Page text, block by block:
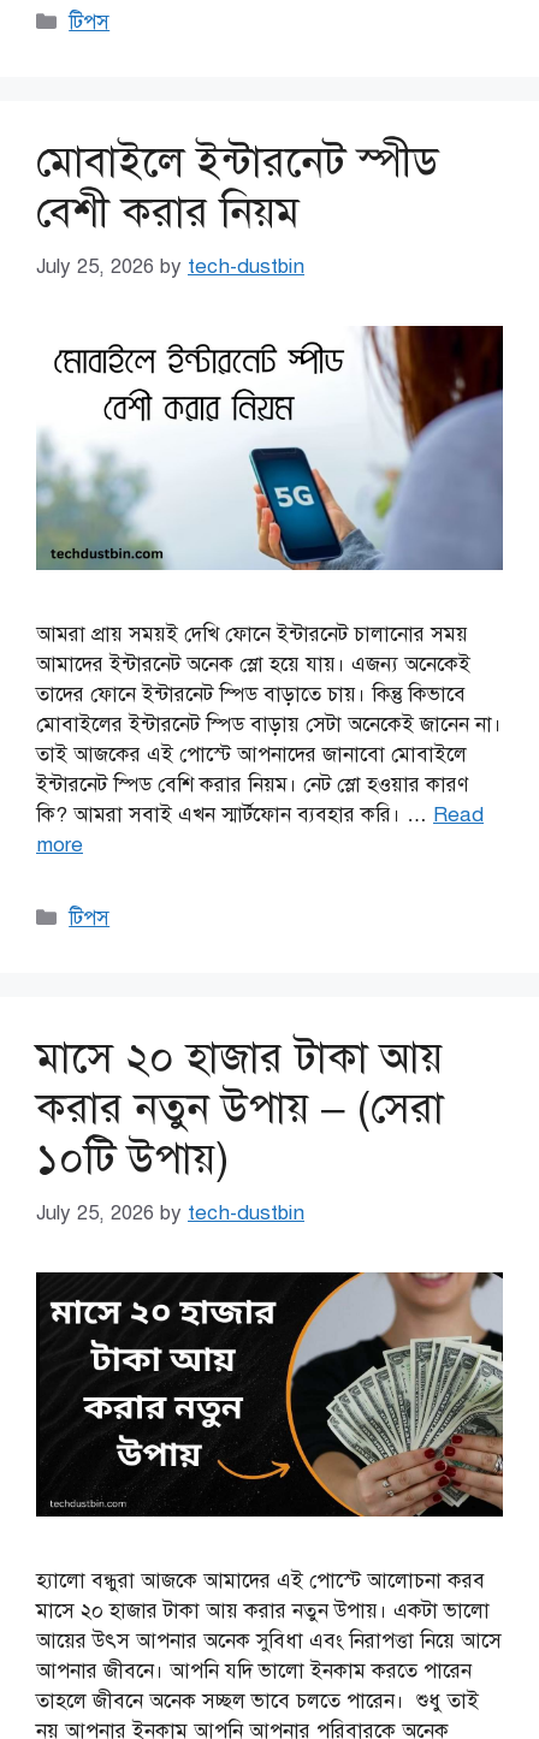
Categories
টিপস
মোবাইলে ইন্টারনেট স্পীড
বেশী করার নিয়ম
July 25, 2026 by tech-dustbin
আমরা প্রায় সময়ই দেখি ফোনে ইন্টারনেট চালানোর সময়
আমাদের ইন্টারনেট অনেক স্লো হয়ে যায়। এজন্য অনেকেই
তাদের ফোনে ইন্টারনেট স্পিড বাড়াতে চায়। কিন্তু কিভাবে
মোবাইলের ইন্টারনেট স্পিড বাড়ায় সেটা অনেকেই জানেন না।
তাই আজকের এই পোস্টে আপনাদের জানাবো মোবাইলে
ইন্টারনেট স্পিড বেশি করার নিয়ম। নেট স্লো হওয়ার কারণ
কি? আমরা সবাই এখন স্মার্টফোন ব্যবহার করি। … Read
more
Categories
টিপস
মাসে ২০ হাজার টাকা আয়
করার নতুন উপায় – (সেরা
১০টি উপায়)
July 25, 2026 by tech-dustbin
হ্যালো বন্ধুরা আজকে আমাদের এই পোস্টে আলোচনা করব
মাসে ২০ হাজার টাকা আয় করার নতুন উপায়। একটা ভালো
আয়ের উৎস আপনার অনেক সুবিধা এবং নিরাপত্তা নিয়ে আসে
আপনার জীবনে। আপনি যদি ভালো ইনকাম করতে পারেন
তাহলে জীবনে অনেক সচ্ছল ভাবে চলতে পারেন। শুধু তাই
নয় আপনার ইনকাম আপনি আপনার পরিবারকে অনেক